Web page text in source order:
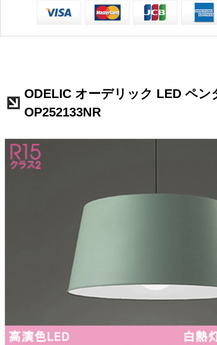
ODELIC オーデリック LED ペン
OP252133NR